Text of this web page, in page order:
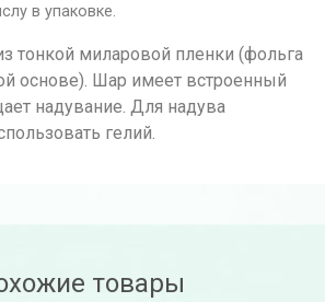
в упаковке.
тонкой миларовой пленки (фольга
основе). Шар имеет встроенный
надувание. Для надува
гелий.
товары